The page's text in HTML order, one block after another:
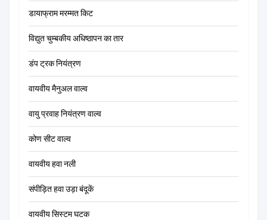
डायाफ्राम मरम्मत किट
विद्युत चुम्बकीय अधिष्ठापन का तार
डंप ट्रक नियंत्रण
वायवीय मैनुअल वाल्व
वायु प्रवाह नियंत्रण वाल्व
कोण सीट वाल्व
वायवीय हवा नली
संपीड़ित हवा उड़ा बंदूकें
वायवीय सिस्टम घटक